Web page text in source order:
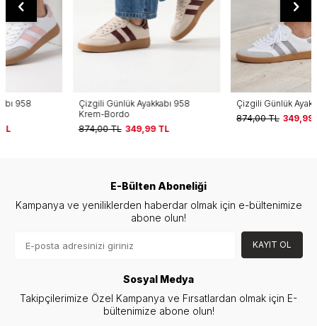
Çizgili Günlük Ayakkabı 958
349,99TL
Çizgili Günlük Ayakkabı 958 Gri
349,99TL
E-Bülten Aboneliği
Kampanya ve yeniliklerden haberdar olmak için e-bültenimize
abone olun!
KAYIT OL
Sosyal Medya
Takipçilerimize Özel Kampanya ve Fırsatlardan olmak için E-
bültenimize abone olun!